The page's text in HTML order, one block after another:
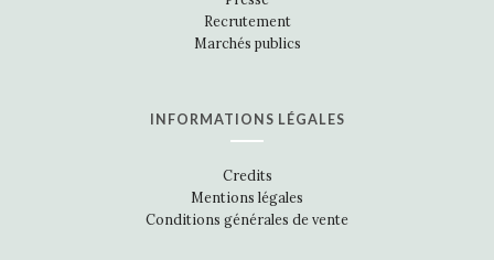
Recrutement
Marchés publics
INFORMATIONS LÉGALES
Credits
Mentions légales
Conditions générales de vente